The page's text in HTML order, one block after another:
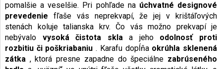
pomalšie a veselšie. Pri pohľade na úchvatné designové
prevedenie fľaše vás neprekvapí, že jej v krištáľových
stenách koluje talianska krv. Čo vás možno prekvapí je
nebývalo vysoká čistota sklaa jeho odolnosť proti
rozbitiu či poškriabaniu . Karafu dopĺňa okrúhla sklenená
zátka , ktorá presne zapadne do špeciálne zabrúseného